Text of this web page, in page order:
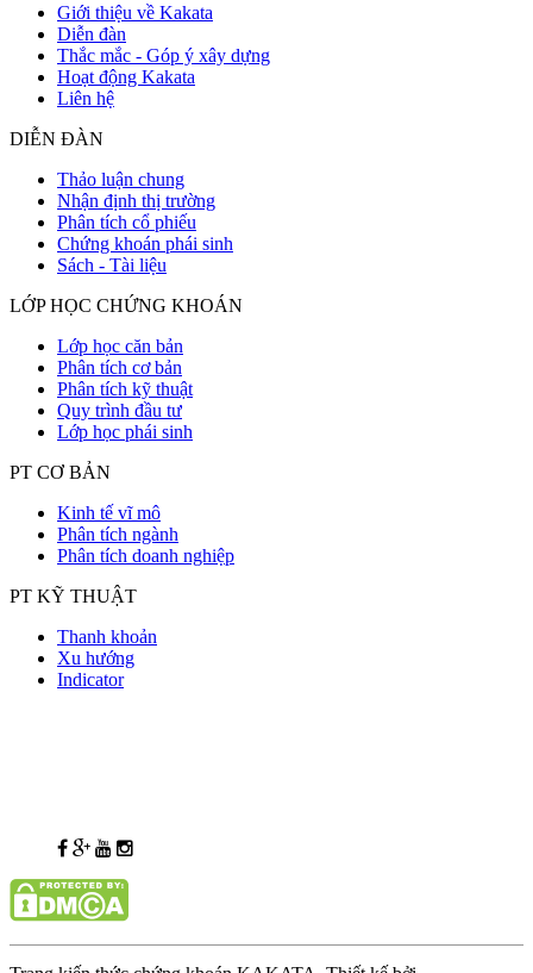
Giới thiệu về Kakata
Diễn đàn
Thắc mắc - Góp ý xây dựng
Hoạt động Kakata
Liên hệ
DIỄN ĐÀN
Thảo luận chung
Nhận định thị trường
Phân tích cổ phiếu
Chứng khoán phái sinh
Sách - Tài liệu
LỚP HỌC CHỨNG KHOÁN
Lớp học căn bản
Phân tích cơ bản
Phân tích kỹ thuật
Quy trình đầu tư
Lớp học phái sinh
PT CƠ BẢN
Kinh tế vĩ mô
Phân tích ngành
Phân tích doanh nghiệp
PT KỸ THUẬT
Thanh khoản
Xu hướng
Indicator